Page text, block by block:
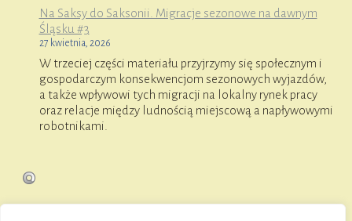
Na Saksy do Saksonii. Migracje sezonowe na dawnym
Śląsku #3
27 kwietnia, 2026
W trzeciej części materiału przyjrzymy się społecznym i
gospodarczym konsekwencjom sezonowych wyjazdów,
a także wpływowi tych migracji na lokalny rynek pracy
oraz relacje między ludnością miejscową a napływowymi
robotnikami.